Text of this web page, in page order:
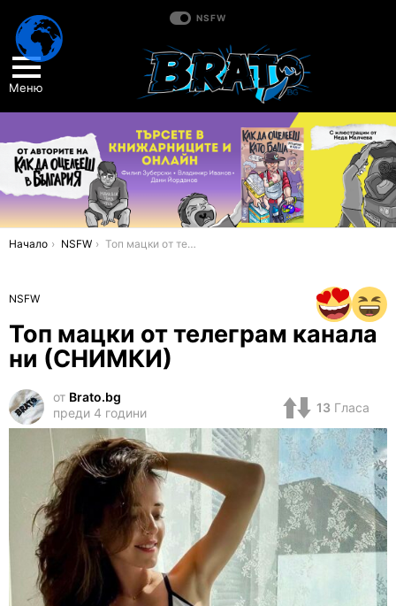
NSFW
Меню
You are here:
Начало NSFW Топ мацки от телеграм канала ни (СНИМКИ)
NSFW
Топ мацки от телеграм канала
ни (СНИМКИ)
от Brato.bg
преди 4 години
13 Гласа